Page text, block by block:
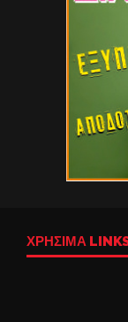
ΧΡΉΣΙΜΑ